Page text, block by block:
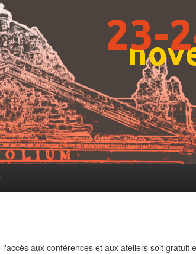
aux conférences et aux ateliers soit gratuit